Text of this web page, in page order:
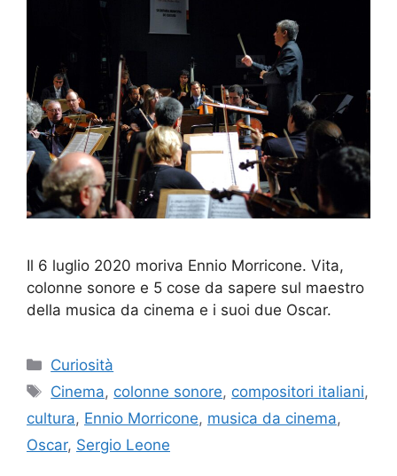
Il 6 luglio 2020 moriva Ennio Morricone. Vita,
colonne sonore e 5 cose da sapere sul maestro
della musica da cinema e i suoi due Oscar.
Categorie
Curiosità
Tag
Cinema, colonne sonore, compositori italiani,
cultura, Ennio Morricone, musica da cinema,
Oscar, Sergio Leone